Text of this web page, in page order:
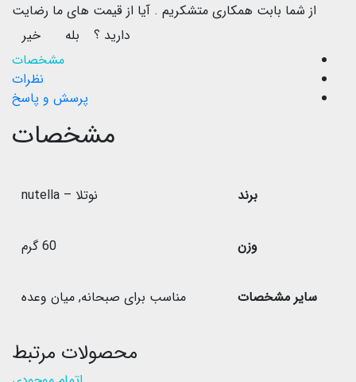
از شما بابت همکاری متشکریم . آیا از قیمت های ما رضایت
دارید ؟
بله
خیر
مشخصات
نظرات
پرسش و پاسخ
مشخصات
برند نوتلا – nutella
وزن 60 گرم
سایر مشخصات مناسب برای صبحانه, میان وعده
محصولات مرتبط